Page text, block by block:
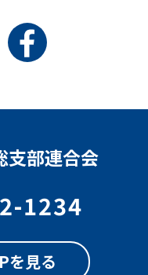
支部連合会
1234
を見る